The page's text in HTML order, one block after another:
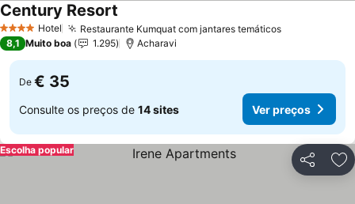
4 EstrelasHotel Restaurante Kumquat com jantares temáticos
Century Resort
8,1 Muito boa 1.295 Acharavi
De € 35
Consulte os preços de 14 sites Ver preços
Partilhar
Escolha popular